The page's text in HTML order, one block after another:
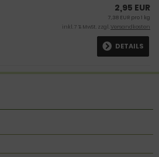
2,95 EUR
7,38 EUR pro 1 kg
inkl. 7 % MwSt. zzgl.Versandkosten
DETAILS